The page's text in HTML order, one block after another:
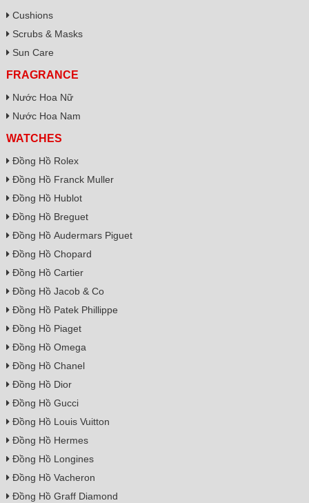
Cushions
Scrubs & Masks
Sun Care
FRAGRANCE
Nước Hoa Nữ
Nước Hoa Nam
WATCHES
Đồng Hồ Rolex
Đồng Hồ Franck Muller
Đồng Hồ Hublot
Đồng Hồ Breguet
Đồng Hồ Audermars Piguet
Đồng Hồ Chopard
Đồng Hồ Cartier
Đồng Hồ Jacob & Co
Đồng Hồ Patek Phillippe
Đồng Hồ Piaget
Đồng Hồ Omega
Đồng Hồ Chanel
Đồng Hồ Dior
Đồng Hồ Gucci
Đồng Hồ Louis Vuitton
Đồng Hồ Hermes
Đồng Hồ Longines
Đồng Hồ Vacheron
Đồng Hồ Graff Diamond